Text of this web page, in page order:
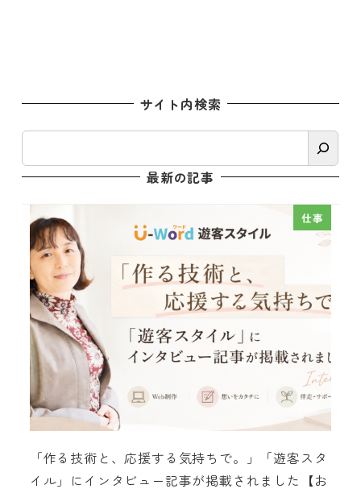
サイト内検索
検
索
最新の記事
仕事
「作る技術と、応援する気持ちで。」「遊客スタ
イル」にインタビュー記事が掲載されました【お